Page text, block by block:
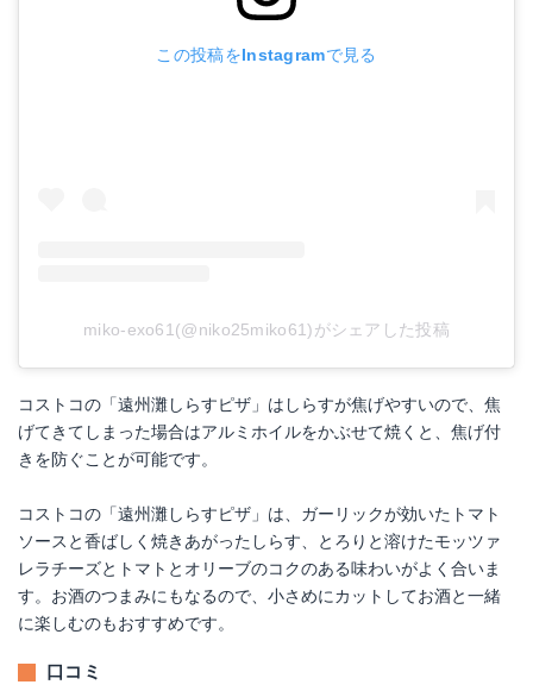
この投稿をInstagramで見る
miko-exo61(@niko25miko61)がシェアした投稿
コストコの「遠州灘しらすピザ」はしらすが焦げやすいので、焦
げてきてしまった場合はアルミホイルをかぶせて焼くと、焦げ付
きを防ぐことが可能です。
コストコの「遠州灘しらすピザ」は、ガーリックが効いたトマト
ソースと香ばしく焼きあがったしらす、とろりと溶けたモッツァ
レラチーズとトマトとオリーブのコクのある味わいがよく合いま
す。お酒のつまみにもなるので、小さめにカットしてお酒と一緒
に楽しむのもおすすめです。
口コミ